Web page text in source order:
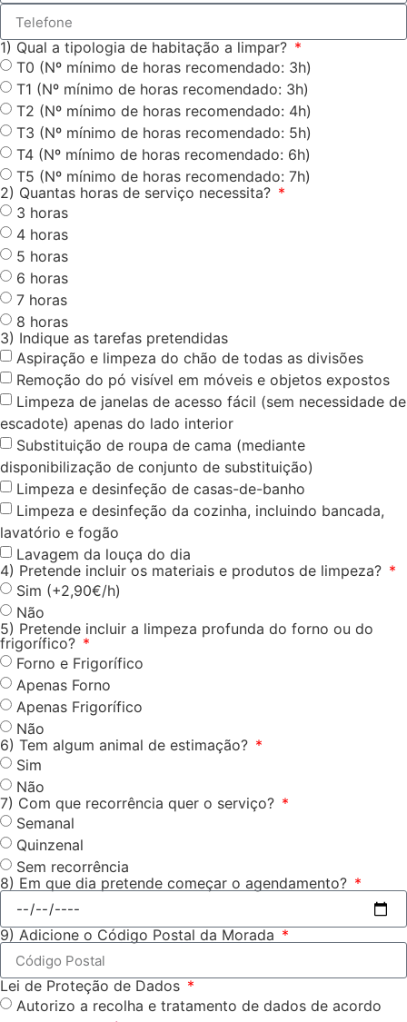
1) Qual a tipologia de habitação a limpar?
T0 (Nº mínimo de horas recomendado: 3h)
T1 (Nº mínimo de horas recomendado: 3h)
T2 (Nº mínimo de horas recomendado: 4h)
T3 (Nº mínimo de horas recomendado: 5h)
T4 (Nº mínimo de horas recomendado: 6h)
T5 (Nº mínimo de horas recomendado: 7h)
2) Quantas horas de serviço necessita?
3 horas
4 horas
5 horas
6 horas
7 horas
8 horas
3) Indique as tarefas pretendidas
Aspiração e limpeza do chão de todas as divisões
Remoção do pó visível em móveis e objetos expostos
Limpeza de janelas de acesso fácil (sem necessidade de
escadote) apenas do lado interior
Substituição de roupa de cama (mediante
disponibilização de conjunto de substituição)
Limpeza e desinfeção de casas-de-banho
Limpeza e desinfeção da cozinha, incluindo bancada,
lavatório e fogão
Lavagem da louça do dia
4) Pretende incluir os materiais e produtos de limpeza?
Sim (+2,90€/h)
Não
5) Pretende incluir a limpeza profunda do forno ou do
frigorífico?
Forno e Frigorífico
Apenas Forno
Apenas Frigorífico
Não
6) Tem algum animal de estimação?
Sim
Não
7) Com que recorrência quer o serviço?
Semanal
Quinzenal
Sem recorrência
8) Em que dia pretende começar o agendamento?
9) Adicione o Código Postal da Morada
Lei de Proteção de Dados
Autorizo a recolha e tratamento de dados de acordo